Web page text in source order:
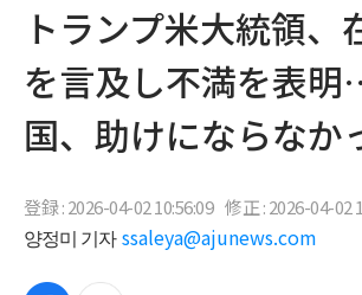
トランプ米大統領、
を言及し不満を表
国、助けにならなか
登録 : 2026-04-02 10:56:09 修正 : 2026-04-02
양정미 기자 ssaleya@ajunews.com